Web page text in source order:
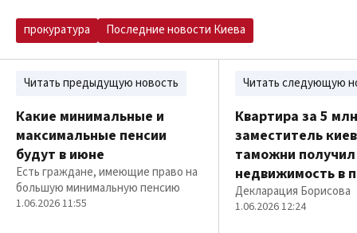
прокуратура Последние новости Киева
Читать предыдущую новость
Какие минимальные и
максимальные пенсии
будут в июне
Есть граждане, имеющие право на
большую минимальную пенсию
1.06.2026 11:55
Читать следующую
Квартира за 5
заместитель
таможни получил
недвижимость в
Декларация Борисова
1.06.2026 12:24